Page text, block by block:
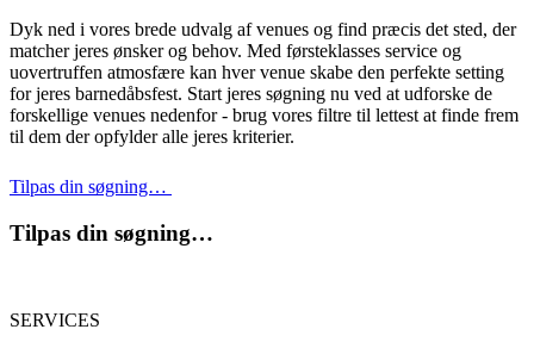
Dyk ned i vores brede udvalg af venues og find præcis det sted, der
matcher jeres ønsker og behov. Med førsteklasses service og
uovertruffen atmosfære kan hver venue skabe den perfekte setting
for jeres barnedåbsfest. Start jeres søgning nu ved at udforske de
forskellige venues nedenfor - brug vores filtre til lettest at finde frem
til dem der opfylder alle jeres kriterier.
Tilpas din søgning…
Tilpas din søgning…
SERVICES